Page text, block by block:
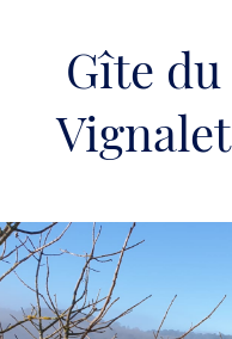
Gîte du
Vignalet